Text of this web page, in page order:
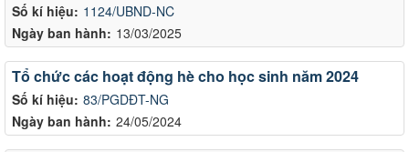
Số kí hiệu: 1124/UBND-NC
Ngày ban hành: 13/03/2025
Số kí hiệu: 83/PGDĐT-NG
Ngày ban hành: 24/05/2024
Tổ chức các hoạt động hè cho học sinh năm 2024